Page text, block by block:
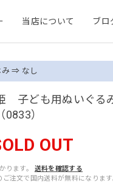
当店について ブロ
み ⇒ なし
子ども用ぬいぐる
）
OUT
ります。
送料を確認する
注文で国内送料が無料になります